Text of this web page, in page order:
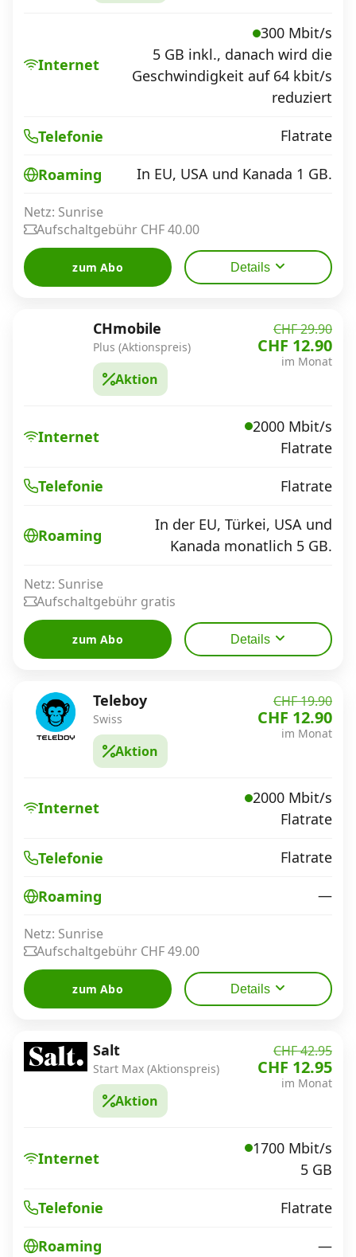
Internet
300 Mbit/s
5 GB inkl., danach wird die
Geschwindigkeit auf 64 kbit/s
reduziert
Telefonie Flatrate
Roaming In EU, USA und Kanada 1 GB.
Netz: Sunrise
Aufschaltgebühr CHF 40.00
zum Abo Details
CHmobile
Plus (Aktionspreis)
Aktion
CHF 29.90
CHF 12.90
im Monat
Internet
2000 Mbit/s
Flatrate
Telefonie Flatrate
Roaming
In der EU, Türkei, USA und
Kanada monatlich 5 GB.
Netz: Sunrise
Aufschaltgebühr gratis
zum Abo Details
Teleboy
Swiss
Aktion
CHF 19.90
CHF 12.90
im Monat
Internet
2000 Mbit/s
Flatrate
Telefonie Flatrate
Roaming —
Netz: Sunrise
Aufschaltgebühr CHF 49.00
zum Abo Details
Salt
Start Max (Aktionspreis)
Aktion
CHF 42.95
CHF 12.95
im Monat
Internet
1700 Mbit/s
5 GB
Telefonie Flatrate
Roaming —